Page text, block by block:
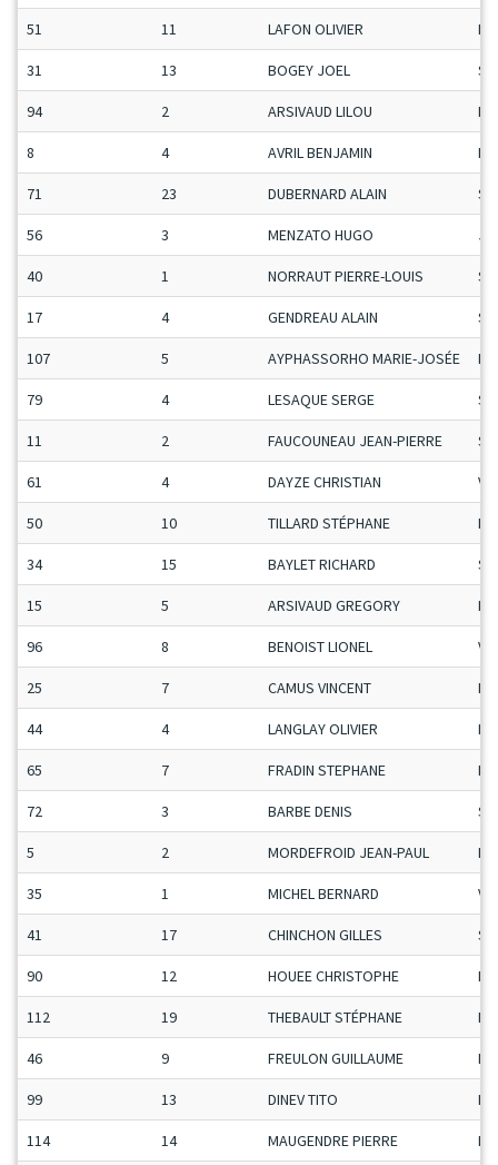
51 11 LAFON OLIVIER
31 13 BOGEY JOEL
94 2 ARSIVAUD LILOU
8 4 AVRIL BENJAMIN
71 23 DUBERNARD ALAIN
56 3 MENZATO HUGO
40 1 NORRAUT PIERRE-LOUIS
17 4 GENDREAU ALAIN
107 5 AYPHASSORHO MARIE-JOSÉE
79 4 LESAQUE SERGE
11 2 FAUCOUNEAU JEAN-PIERRE
61 4 DAYZE CHRISTIAN
50 10 TILLARD STÉPHANE
34 15 BAYLET RICHARD
15 5 ARSIVAUD GREGORY
96 8 BENOIST LIONEL
25 7 CAMUS VINCENT
44 4 LANGLAY OLIVIER
65 7 FRADIN STEPHANE
72 3 BARBE DENIS
5 2 MORDEFROID JEAN-PAUL
35 1 MICHEL BERNARD
41 17 CHINCHON GILLES
90 12 HOUEE CHRISTOPHE
112 19 THEBAULT STÉPHANE
46 9 FREULON GUILLAUME
99 13 DINEV TITO
114 14 MAUGENDRE PIERRE